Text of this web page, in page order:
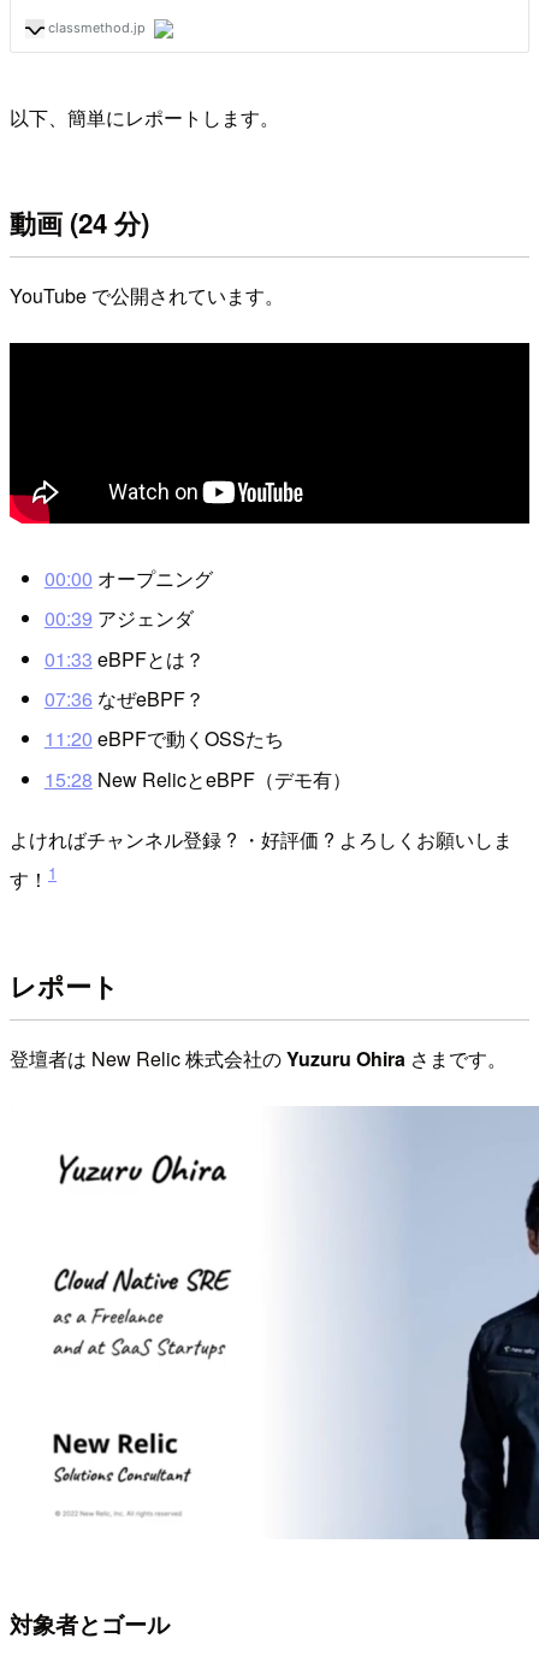
以下、簡単にレポートします。
動画 (24 分)
YouTube で公開されています。
00:00 オープニング
00:39 アジェンダ
01:33 eBPFとは？
07:36 なぜeBPF？
11:20 eBPFで動くOSSたち
15:28 New RelicとeBPF（デモ有）
よければチャンネル登録 ? ・好評価 ? よろしくお願いしま
す！ 1
レポート
登壇者は New Relic 株式会社のYuzuru Ohira さまです。
対象者とゴール